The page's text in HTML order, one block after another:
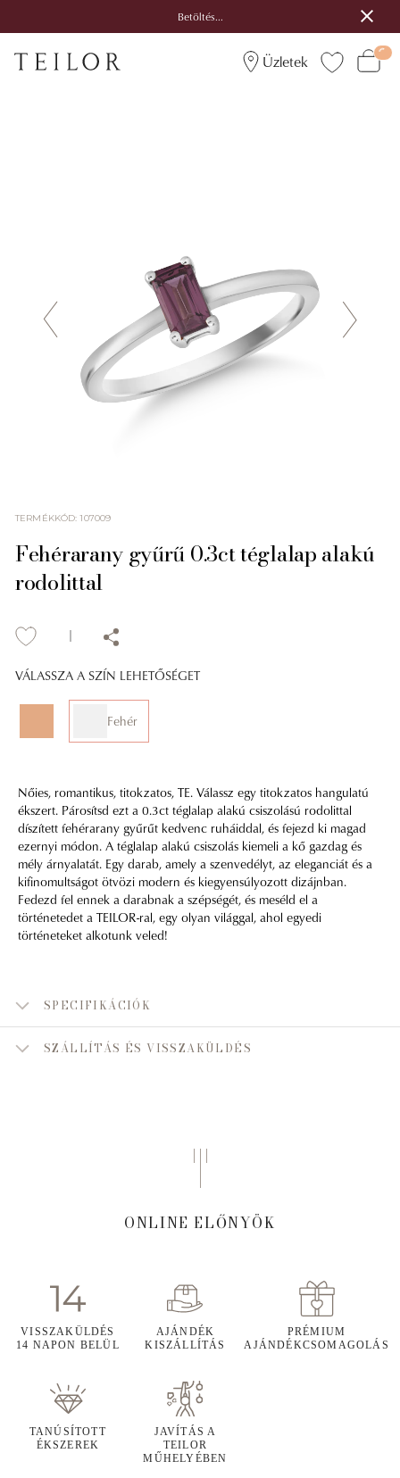
Betöltés...
Üzletek
TERMÉKKÓD:107009
Fehérarany gyűrű 0.3ct téglalap alakú
rodolittal
VÁLASSZA A SZÍN LEHETŐSÉGET
Fehér
Nőies, romantikus, titokzatos, TE. Válassz egy titokzatos hangulatú
ékszert. Párosítsd ezt a 0.3ct téglalap alakú csiszolású rodolittal
díszített fehérarany gyűrűt kedvenc ruháiddal, és fejezd ki magad
ezernyi módon. A téglalap alakú csiszolás kiemeli a kő gazdag és
mély árnyalatát. Egy darab, amely a szenvedélyt, az eleganciát és a
kifinomultságot ötvözi modern és kiegyensúlyozott dizájnban.
Fedezd fel ennek a darabnak a szépségét, és meséld el a
történetedet a TEILOR-ral, egy olyan világgal, ahol egyedi
történeteket alkotunk veled!
SPECIFIKÁCIÓK
SZÁLLÍTÁS ÉS VISSZAKÜLDÉS
ONLINE ELŐNYÖK
VISSZAKÜLDÉS
14 NAPON BELÜL
AJÁNDÉK
KISZÁLLÍTÁS
PRÉMIUM
AJÁNDÉKCSOMAGOLÁS
TANÚSÍTOTT
ÉKSZEREK
JAVÍTÁS A
TEILOR
MŰHELYÉBEN